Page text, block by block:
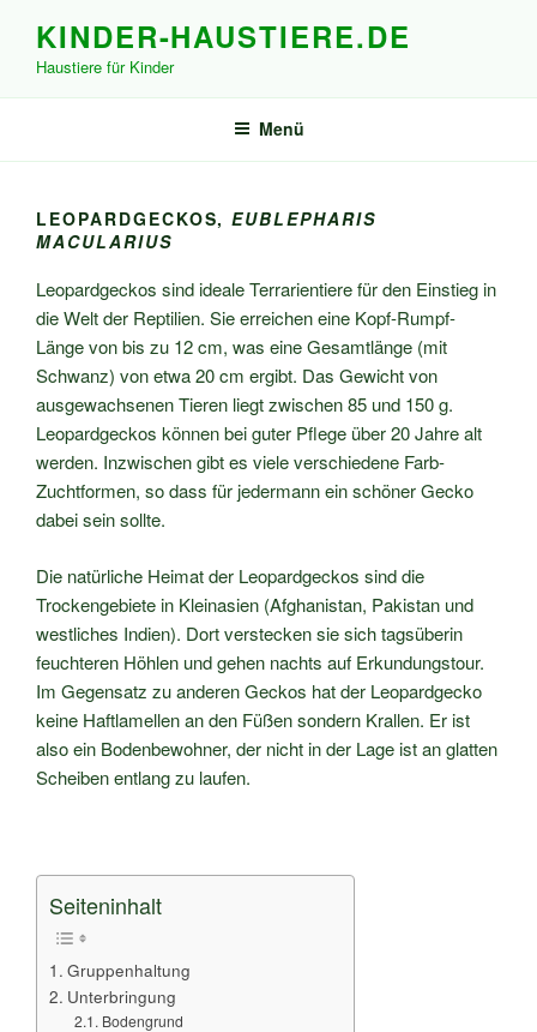
springen
KINDER-HAUSTIERE.DE
Haustiere für Kinder
Menü
LEOPARDGECKOS,EUBLEPHARIS
MACULARIUS
Leopardgeckos sind ideale Terrarientiere für den Einstieg in
die Welt der Reptilien. Sie erreichen eine Kopf-Rumpf-
Länge von bis zu 12 cm, was eine Gesamtlänge (mit
Schwanz) von etwa 20 cm ergibt. Das Gewicht von
ausgewachsenen Tieren liegt zwischen 85 und 150 g.
Leopardgeckos können bei guter Pflege über 20 Jahre alt
werden. Inzwischen gibt es viele verschiedene Farb-
Zuchtformen, so dass für jedermann ein schöner Gecko
dabei sein sollte.
Die natürliche Heimat der Leopardgeckos sind die
Trockengebiete in Kleinasien (Afghanistan, Pakistan und
westliches Indien). Dort verstecken sie sich tagsüberin
feuchteren Höhlen und gehen nachts auf Erkundungstour.
Im Gegensatz zu anderen Geckos hat der Leopardgecko
keine Haftlamellen an den Füßen sondern Krallen. Er ist
also ein Bodenbewohner, der nicht in der Lage ist an glatten
Scheiben entlang zu laufen.
Seiteninhalt
Gruppenhaltung
Unterbringung
Bodengrund